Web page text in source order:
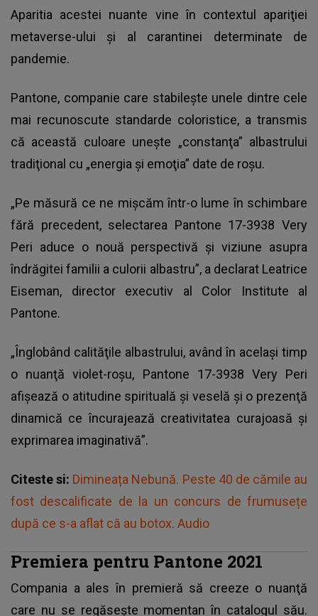
Aparitia acestei nuante vine în contextul apariţiei
metaverse-ului şi al carantinei determinate de
pandemie.
Pantone, companie care stabileşte unele dintre cele
mai recunoscute standarde coloristice, a transmis
că această culoare uneşte „constanţa” albastrului
tradiţional cu „energia şi emoţia” date de roşu.
„Pe măsură ce ne mişcăm într-o lume în schimbare
fără precedent, selectarea Pantone 17-3938 Very
Peri aduce o nouă perspectivă şi viziune asupra
îndrăgitei familii a culorii albastru”, a declarat Leatrice
Eiseman, director executiv al Color Institute al
Pantone.
„Înglobând calităţile albastrului, având în acelaşi timp
o nuanţă violet-roşu, Pantone 17-3938 Very Peri
afişează o atitudine spirituală şi veselă şi o prezenţă
dinamică ce încurajează creativitatea curajoasă şi
exprimarea imaginativă”.
Citeste si: Dimineața Nebună. Peste 40 de cămile au
fost descalificate de la un concurs de frumusețe
după ce s-a aflat că au botox. Audio
Premiera pentru Pantone 2021
Compania a ales în premieră să creeze o nuanţă
care nu se regăseşte momentan în catalogul său.